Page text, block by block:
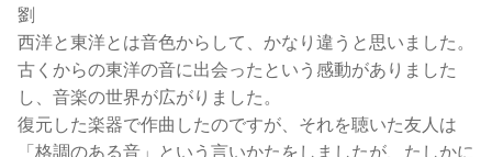
劉
西洋と東洋とは音色からして、かなり違うと思いました。
古くからの東洋の音に出会ったという感動がありました
し、音楽の世界が広がりました。
復元した楽器で作曲したのですが、それを聴いた友人は
「格調のある音」という言いかたをしましたが、たしかに